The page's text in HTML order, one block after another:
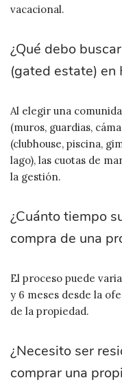
vacacional.
¿Qué debo
(gated estate)
Al elegir una
(muros, guardias,
(clubhouse, piscina,
lago), las cuotas de
la gestión.
¿Cuánto tiempo
compra de una
El proceso puede
y 6 meses desde la
de la propiedad.
¿Necesito ser
comprar una